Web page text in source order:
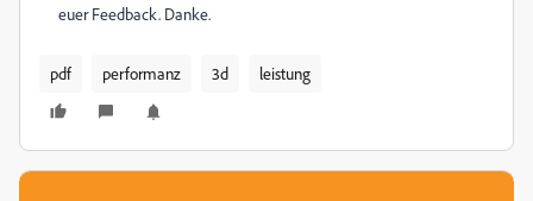
euer Feedback. Danke.
pdf performanz 3d leistung